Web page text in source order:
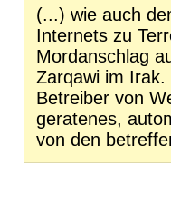
(...) wie auch
Internets zu
Mordanschlag
Zarqawi im
Betreiber von
geratenes,
von den